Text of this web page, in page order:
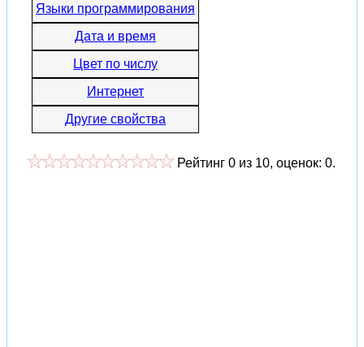
Языки программирования
Дата и время
Цвет по числу
Интернет
Другие свойства
Рейтинг 0 из 10, оценок: 0.